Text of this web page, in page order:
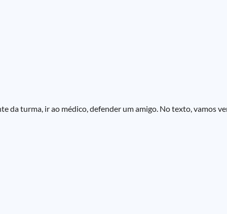
da turma, ir ao médico, defender um amigo. No texto, vamos